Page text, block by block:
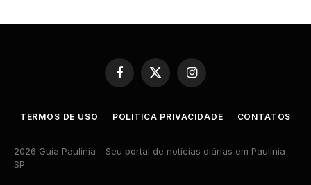
Facebook
X
(Twitter)
Instagram
TERMOS DE USO POLÍTICA PRIVACIDADE CONTATOS
2026 Guia Paulínia - Seu portal de notícias diárias em Paulínia-
SP